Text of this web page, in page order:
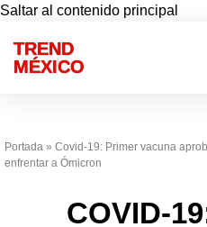
Saltar al contenido principal
TREND
MÉXICO
Portada » Covid-19: Primer vacuna
enfrentar a Ómicron
COVID-